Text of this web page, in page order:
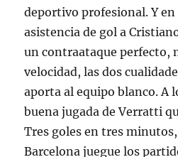
deportivo profesional. Y en
asistencia de gol a
un contraataque perfecto,
velocidad, las dos
aporta al equipo blanco. A
buena jugada de Verratti
Tres goles en tres
Barcelona juegue los